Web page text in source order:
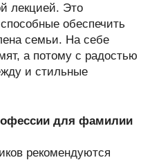
лекцией. Это
обеспечить
семьи. На себе
а потому с радостью
и стильные
для фамилии
рекомендуются